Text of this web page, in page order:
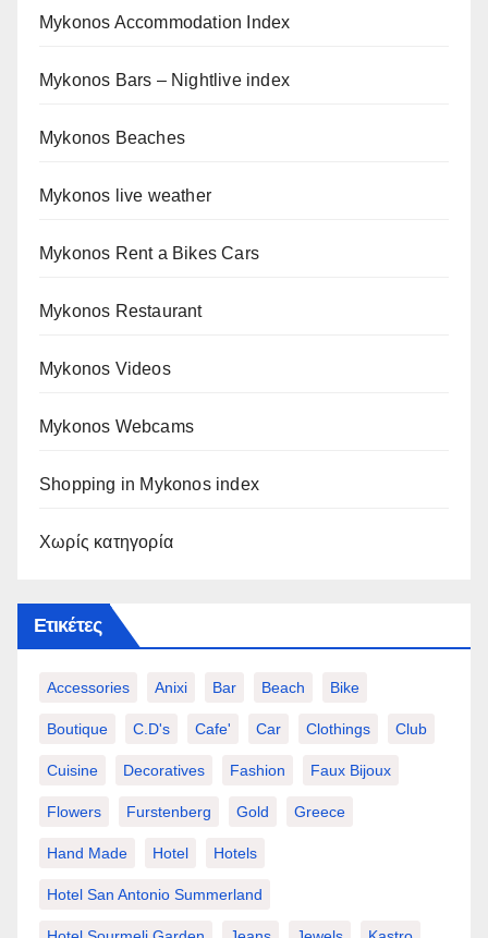
Mykonos Accommodation Index
Mykonos Bars – Nightlive index
Mykonos Beaches
Mykonos live weather
Mykonos Rent a Bikes Cars
Mykonos Restaurant
Mykonos Videos
Mykonos Webcams
Shopping in Mykonos index
Χωρίς κατηγορία
Ετικέτες
Accessories Anixi Bar Beach Bike
Boutique C.d's Cafe' Car Clothings Club
Cuisine Decoratives Fashion Faux Bijoux
Flowers Furstenberg Gold Greece
Hand Made Hotel Hotels
Hotel San Antonio Summerland